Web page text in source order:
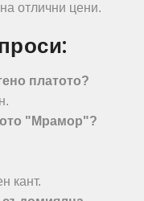
отлични цени.
платото?
"Мрамор"?
кант.